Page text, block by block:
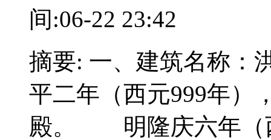
间:06-22 23:42
摘要: 一、建筑名称
平二年（西元999年）
殿。 明隆庆六年（